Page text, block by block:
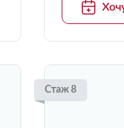
Стаж 8